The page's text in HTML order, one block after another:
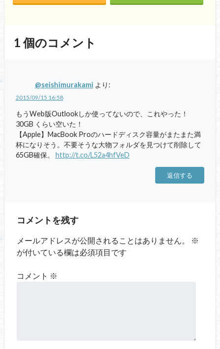
1個のコメント
@seishimurakami より:
2015/09/15 16:58
もうWeb版Outlookしか使ってないので、これやった！
30GB くらい空いた！
【Apple】MacBook Proのハードディスク容量がまたまた満
杯になりそう。不要そうな大物フォルダを見つけて削除して
65GB確保。 http://t.co/L52a4hfVeD
返信する
コメントを残す
メールアドレスが公開されることはありません。
※
が付いている欄は必須項目です
コメント ※